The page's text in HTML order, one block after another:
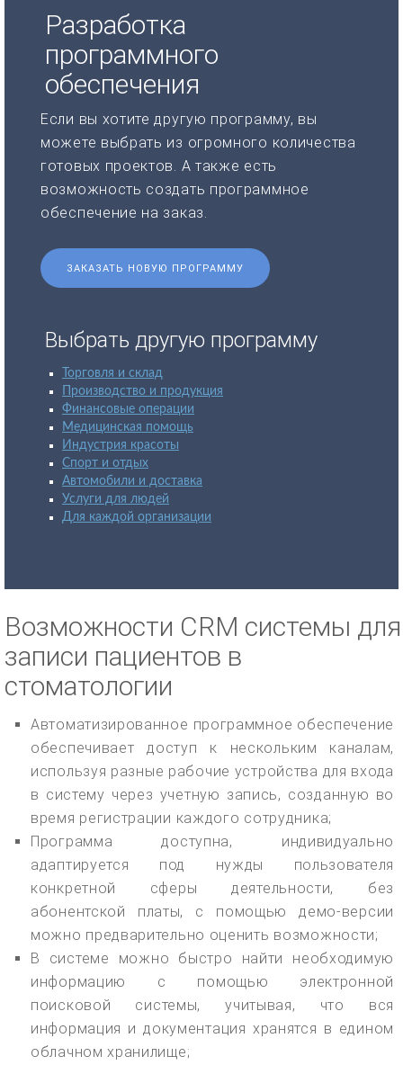
Разработка
программного
обеспечения
Если вы хотите другую программу, вы
можете выбрать из огромного количества
готовых проектов. А также есть
возможность создать программное
обеспечение на заказ.
ЗАКАЗАТЬ НОВУЮ ПРОГРАММУ
Выбрать другую программу
Торговля и склад
Производство и продукция
Финансовые операции
Медицинская помощь
Индустрия красоты
Спорт и отдых
Автомобили и доставка
Услуги для людей
Для каждой организации
Возможности CRM системы для
записи пациентов в
стоматологии
Автоматизированное программное обеспечение
обеспечивает доступ к нескольким каналам,
используя разные рабочие устройства для входа
в систему через учетную запись, созданную во
время регистрации каждого сотрудника;
Программа доступна, индивидуально
адаптируется под нужды пользователя
конкретной сферы деятельности, без
абонентской платы, с помощью демо-версии
можно предварительно оценить возможности;
В системе можно быстро найти необходимую
информацию с помощью электронной
поисковой системы, учитывая, что вся
информация и документация хранятся в едином
облачном хранилище;